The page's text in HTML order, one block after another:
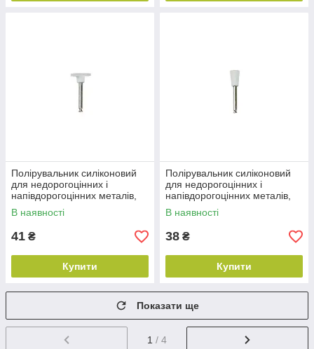
Полірувальник силіконовий
для недорогоцінних і
напівдорогоцінних металів,
диск, 10х1.8 мм, MR
В наявності
41 ₴
Купити
Полірувальник силіконовий
для недорогоцінних і
напівдорогоцінних металів,
чаша маленька, 6х9.5 мм,
MR
В наявності
38 ₴
Купити
Показати ще
1 / 4